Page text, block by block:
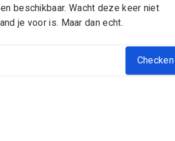
beschikbaar. Wacht deze keer niet
je voor is. Maar dan echt.
Checken